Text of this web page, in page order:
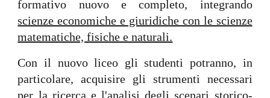
formativo nuovo e completo, integrando
scienze economiche e giuridiche con le scienze
matematiche, fisiche e naturali.
Con il nuovo liceo gli studenti potranno, in
particolare, acquisire gli strumenti necessari
per la ricerca e l'analisi degli scenari storico-